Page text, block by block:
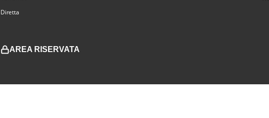
Diretta
AREA RISERVATA